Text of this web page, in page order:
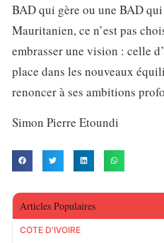
BAD qui gère ou une BAD
Mauritanien, ce n’est pas
embrasser une vision : celle
place dans les nouveaux
renoncer à ses ambitions
Simon Pierre Etoundi
Articles Populaires
CÔTE D'IVOIRE